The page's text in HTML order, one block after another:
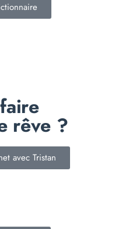
rêve ?
avec Tristan